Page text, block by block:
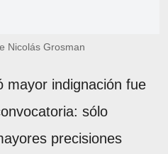
Nicolás Grosman
mayor indignación fue
sólo
precisiones